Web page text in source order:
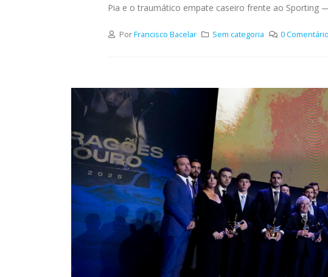
Pia e o traumático empate caseiro frente ao Sporting
PorFrancisco Bacelar Sem categoria 0